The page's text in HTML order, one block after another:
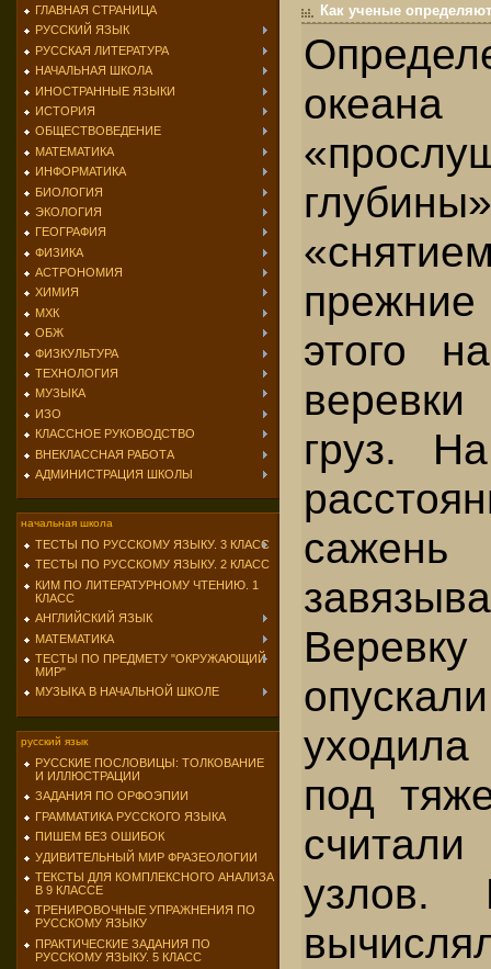
ГЛАВНАЯ СТРАНИЦА
РУССКИЙ ЯЗЫК
РУССКАЯ ЛИТЕРАТУРА
НАЧАЛЬНАЯ ШКОЛА
ИНОСТРАННЫЕ ЯЗЫКИ
ИСТОРИЯ
ОБЩЕСТВОВЕДЕНИЕ
МАТЕМАТИКА
ИНФОРМАТИКА
БИОЛОГИЯ
ЭКОЛОГИЯ
ГЕОГРАФИЯ
ФИЗИКА
АСТРОНОМИЯ
ХИМИЯ
МХК
ОБЖ
ФИЗКУЛЬТУРА
ТЕХНОЛОГИЯ
МУЗЫКА
ИЗО
КЛАССНОЕ РУКОВОДСТВО
ВНЕКЛАССНАЯ РАБОТА
АДМИНИСТРАЦИЯ ШКОЛЫ
начальная школа
ТЕСТЫ ПО РУССКОМУ ЯЗЫКУ. 3 КЛАСС
ТЕСТЫ ПО РУССКОМУ ЯЗЫКУ. 2 КЛАСС
КИМ ПО ЛИТЕРАТУРНОМУ ЧТЕНИЮ. 1
КЛАСС
АНГЛИЙСКИЙ ЯЗЫК
МАТЕМАТИКА
ТЕСТЫ ПО ПРЕДМЕТУ "ОКРУЖАЮЩИЙ
МИР"
МУЗЫКА В НАЧАЛЬНОЙ ШКОЛЕ
русский язык
РУССКИЕ ПОСЛОВИЦЫ: ТОЛКОВАНИЕ
И ИЛЛЮСТРАЦИИ
ЗАДАНИЯ ПО ОРФОЭПИИ
ГРАММАТИКА РУССКОГО ЯЗЫКА
ПИШЕМ БЕЗ ОШИБОК
УДИВИТЕЛЬНЫЙ МИР ФРАЗЕОЛОГИИ
ТЕКСТЫ ДЛЯ КОМПЛЕКСНОГО АНАЛИЗА
В 9 КЛАССЕ
ТРЕНИРОВОЧНЫЕ УПРАЖНЕНИЯ ПО
РУССКОМУ ЯЗЫКУ
ПРАКТИЧЕСКИЕ ЗАДАНИЯ ПО
РУССКОМУ ЯЗЫКУ. 5 КЛАСС
Как ученые
океана
этого
груз.
под
узлов.